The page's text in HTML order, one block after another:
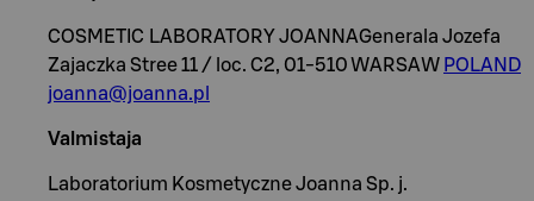
COSMETIC LABORATORY JOANNAGenerala Jozefa
Zajaczka Stree 11 / loc. C2, 01-510 WARSAW POLAND
joanna@joanna.pl
Valmistaja
Laboratorium Kosmetyczne Joanna Sp. j.